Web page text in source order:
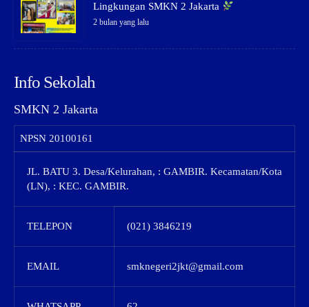
Lingkungan SMKN 2 Jakarta
2 bulan yang lalu
Info Sekolah
SMKN 2 Jakarta
NPSN 20100161
JL. BATU 3. Desa/Kelurahan, : GAMBIR. Kecamatan/Kota
(LN), : KEC. GAMBIR.
TELEPON (021) 3846219
EMAIL smknegeri2jkt@gmail.com